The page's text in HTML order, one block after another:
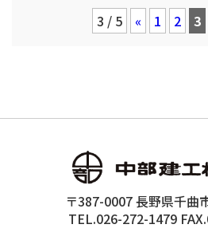
3 / 5 « 1 2 3
〒387-0007 長野県千曲
TEL.026-272-1479